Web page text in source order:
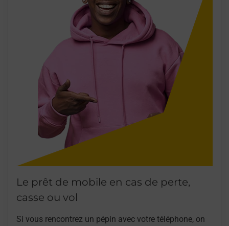
Le prêt de mobile en cas de perte,
casse ou vol
Si vous rencontrez un pépin avec votre téléphone, on